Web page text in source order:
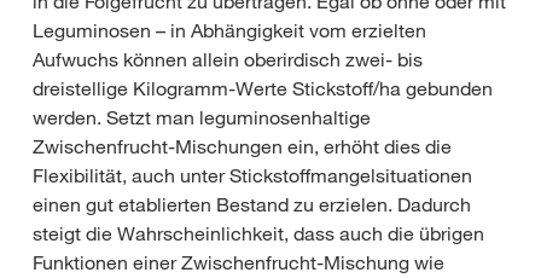
Leguminosen – in Abhängigkeit vom erzielten
Aufwuchs können allein oberirdisch zwei- bis
dreistellige Kilogramm-Werte Stickstoff/ha gebunden
werden. Setzt man leguminosenhaltige
Zwischenfrucht-Mischungen ein, erhöht dies die
Flexibilität, auch unter Stickstoffmangelsituationen
einen gut etablierten Bestand zu erzielen. Dadurch
steigt die Wahrscheinlichkeit, dass auch die übrigen
Funktionen einer Zwischenfrucht-Mischung wie